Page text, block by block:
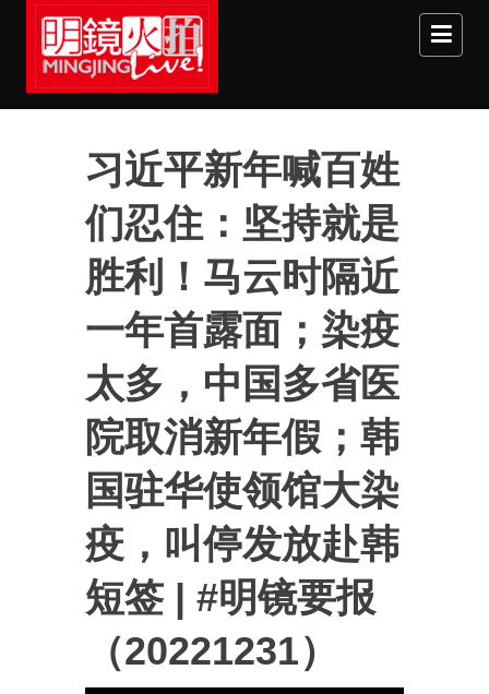
Skip to main content
习近平新年喊百姓
们忍住：坚持就是
胜利！马云时隔近
一年首露面；染疫
太多，中国多省医
院取消新年假；韩
国驻华使领馆大染
疫，叫停发放赴韩
短签 | #明镜要报
（20221231）